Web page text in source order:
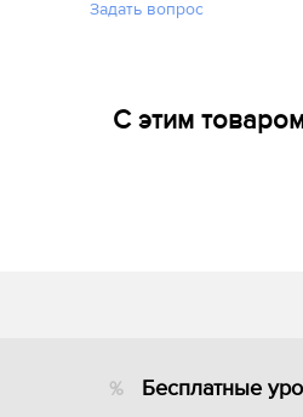
Задать вопрос
С этим
Бесплатные